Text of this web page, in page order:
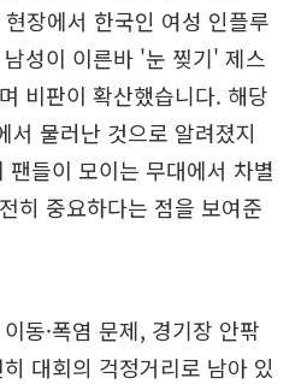
장에서 한국인 여성 인플루
성이 이른바 '눈 찢기' 제스
비판이 확산했습니다. 해당
서 물러난 것으로 알려졌지
들이 모이는 무대에서 차별
히 중요하다는 점을 보여준
동·폭염 문제, 경기장 안팎
대회의 걱정거리로 남아 있